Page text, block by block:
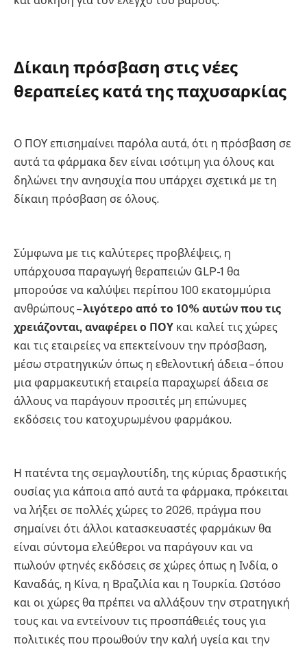
Δίκαιη πρόσβαση στις νέες
θεραπείες κατά της παχυσαρκίας
Ο ΠΟΥ επισημαίνει παρόλα αυτά, ότι η πρόσβαση σε
αυτά τα φάρμακα δεν είναι ισότιμη για όλους και
δηλώνει την ανησυχία που υπάρχει σχετικά με τη
δίκαιη πρόσβαση σε όλους.
Σύμφωνα με τις καλύτερες προβλέψεις, η
υπάρχουσα παραγωγή θεραπειών GLP-1 θα
μπορούσε να καλύψει περίπου 100 εκατομμύρια
ανθρώπους –λιγότερο από το 10% αυτών που τις
χρειάζονται, αναφέρει ο ΠΟΥ και καλεί τις χώρες
και τις εταιρείες να επεκτείνουν την πρόσβαση,
μέσω στρατηγικών όπως η εθελοντική άδεια – όπου
μια φαρμακευτική εταιρεία παραχωρεί άδεια σε
άλλους να παράγουν προσιτές μη επώνυμες
εκδόσεις του κατοχυρωμένου φαρμάκου.
Η πατέντα της σεμαγλουτίδη, της κύριας δραστικής
ουσίας για κάποια από αυτά τα φάρμακα, πρόκειται
να λήξει σε πολλές χώρες το 2026, πράγμα που
σημαίνει ότι άλλοι κατασκευαστές φαρμάκων θα
είναι σύντομα ελεύθεροι να παράγουν και να
πωλούν φτηνές εκδόσεις σε χώρες όπως η Ινδία, ο
Καναδάς, η Κίνα, η Βραζιλία και η Τουρκία. Ωστόσο
και οι χώρες θα πρέπει να αλλάξουν την στρατηγική
τους και να εντείνουν τις προσπάθειές τους για
πολιτικές που προωθούν την καλή υγεία και την